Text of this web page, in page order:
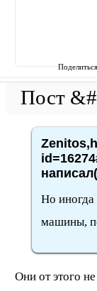
Но иногда
машины,
Они от этого